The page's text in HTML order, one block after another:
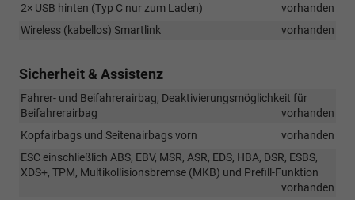
2× USB hinten (Typ C nur zum Laden)
vorhanden
Wireless (kabellos) Smartlink
vorhanden
Sicherheit & Assistenz
Fahrer- und Beifahrerairbag, Deaktivierungsmöglichkeit für
Beifahrerairbag
vorhanden
Kopfairbags und Seitenairbags vorn
vorhanden
ESC einschließlich ABS, EBV, MSR, ASR, EDS, HBA, DSR, ESBS,
XDS+, TPM, Multikollisionsbremse (MKB) und Prefill-Funktion
vorhanden